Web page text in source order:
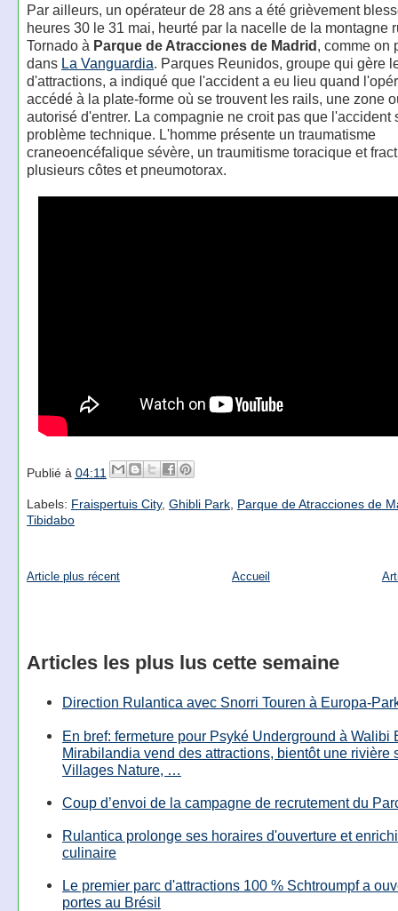
Par ailleurs, un opérateur de 28 ans a été grièvement
heures 30 le 31 mai, heurté par la nacelle de la montagne
Tornado à Parque de Atracciones de Madrid, comme on
dans La Vanguardia. Parques Reunidos, groupe qui gère
d'attractions, a indiqué que l'accident a eu lieu quand
accédé à la plate-forme où se trouvent les rails, une zone
autorisé d'entrer. La compagnie ne croit pas que l'accident
problème technique. L'homme présente un traumatisme
craneoencéfalique sévère, un traumitisme toracique et
plusieurs côtes et pneumotorax.
Publié à 04:11
Labels: Fraispertuis City, Ghibli Park, Parque de Atracciones de
Tibidabo
Article plus récent Accueil
Articles les plus lus cette semaine
Direction Rulantica avec Snorri Touren à Europa-
En bref: fermeture pour Psyké Underground à Walibi
Mirabilandia vend des attractions, bientôt une rivière
Villages Nature, …
Coup d’envoi de la campagne de recrutement du
Rulantica prolonge ses horaires d'ouverture et
culinaire
Le premier parc d'attractions 100 % Schtroumpf a
portes au Brésil